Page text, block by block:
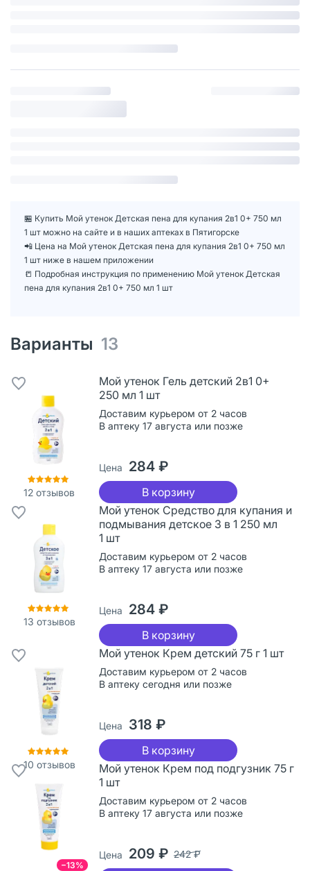
🏪 Купить Мой утенок Детская пена для купания 2в1 0+ 750 мл
1 шт можно на сайте и в наших аптеках в Пятигорске
📲 Цена на Мой утенок Детская пена для купания 2в1 0+ 750 мл
1 шт ниже в нашем приложении
📒 Подробная инструкция по применению Мой утенок Детская
пена для купания 2в1 0+ 750 мл 1 шт
Варианты 13
12 отзывов
Мой утенок Гель детский 2в1 0+
250 мл 1 шт
Доставим курьером от 2 часов
В аптеку 17 августа или позже
Цена 284 ₽
В корзину
13 отзывов
Мой утенок Средство для купания и
подмывания детское 3 в 1 250 мл
1 шт
Доставим курьером от 2 часов
В аптеку 17 августа или позже
Цена 284 ₽
В корзину
10 отзывов
Мой утенок Крем детский 75 г 1 шт
Доставим курьером от 2 часов
В аптеку сегодня или позже
Цена 318 ₽
В корзину
−13%
Мой утенок Крем под подгузник 75 г
1 шт
Доставим курьером от 2 часов
В аптеку 17 августа или позже
Цена 209 ₽ 242 ₽